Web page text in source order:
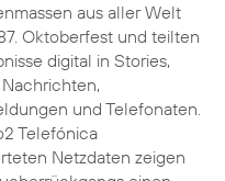
aus aller Welt
Oktoberfest und teilten
digital in Stories,
und Telefonaten.
Telefónica
Netzdaten zeigen